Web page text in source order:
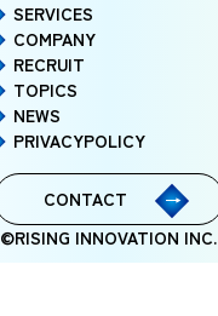
SERVICES
COMPANY
RECRUIT
TOPICS
NEWS
PRIVACYPOLICY
CONTACT
©RISING INNOVATION INC.